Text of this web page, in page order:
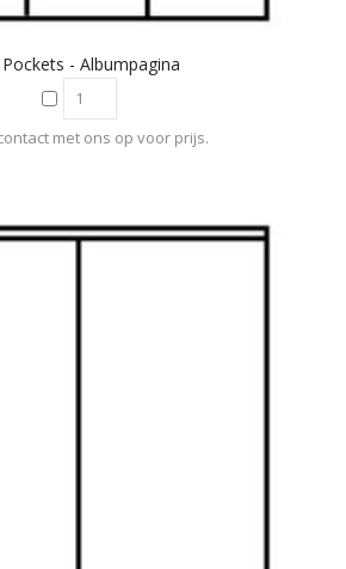
- Albumpagina
met ons op voor prijs.